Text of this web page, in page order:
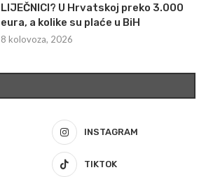
LIJEČNICI? U Hrvatskoj preko 3.000
eura, a kolike su plaće u BiH
8 kolovoza, 2026
INSTAGRAM
TIKTOK